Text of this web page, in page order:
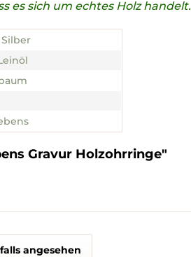
es sich um echtes Holz handelt.
Gravur Holzohrringe"
angesehen